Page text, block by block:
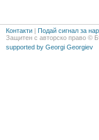
Контакти | Подай сигнал за
Защитен с авторско право ©
supported by Georgi Georgiev